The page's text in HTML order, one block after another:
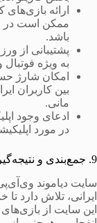
ارائه بازی‌های
ممکن است در
باشد.
پشتیبانی از
به ویژه فوتبال
امکان شارژ
بین کاربران
مانی.
ادعای وجود
در مورد
9. جمع‌بندی و نتیجه‌گیری نهایی
سایت دیاموند
ایرانی، تلاش دارد
این سایت از